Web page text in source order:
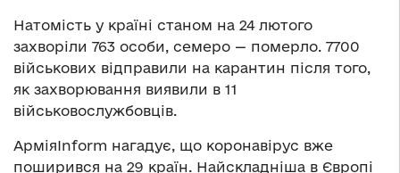
Натомість у країні станом на 24 лютого
захворіли 763 особи, семеро — померло. 7700
військових відправили на карантин після того,
як захворювання виявили в 11
військовослужбовців.
АрміяInform нагадує, що коронавірус вже
поширився на 29 країн. Найскладніша в Європі